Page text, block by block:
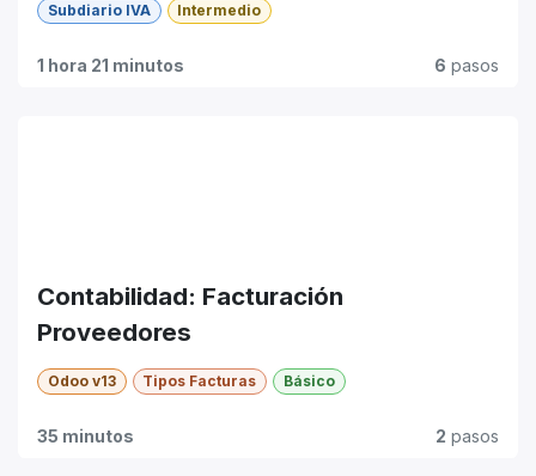
Subdiario IVA
Intermedio
1 hora 21 minutos 6 pasos
Contabilidad: Facturación
Proveedores
Odoo v13 Tipos Facturas Básico
35 minutos 2 pasos